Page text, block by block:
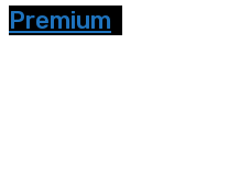
Premium